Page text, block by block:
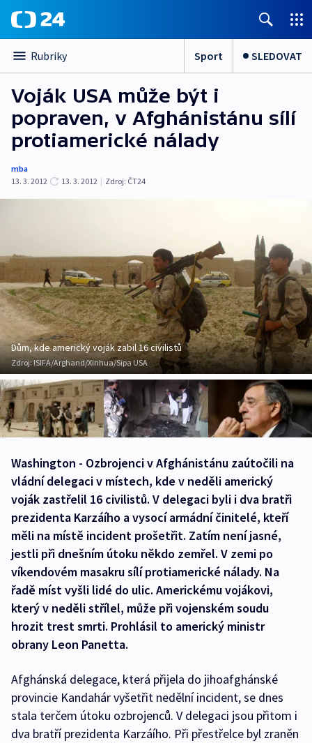
Rubriky Sport SLEDOVAT
Voják USA může být i
popraven, v Afghánistánu sílí
protiamerické nálady
mba
13. 3. 2012
13. 3. 2012 | Zdroj: ČT24
Dům, kde americký voják zabil 16 civilistů
Zdroj:ISIFA/Arghand/Xinhua/Sipa USA
Washington - Ozbrojenci v Afghánistánu zaútočili na
vládní delegaci v místech, kde v neděli americký
voják zastřelil 16 civilistů. V delegaci byli i dva bratři
prezidenta Karzáího a vysocí armádní činitelé, kteří
měli na místě incident prošetřit. Zatím není jasné,
jestli při dnešním útoku někdo zemřel. V zemi po
víkendovém masakru sílí protiamerické nálady. Na
řadě míst vyšli lidé do ulic. Americkému vojákovi,
který v neděli střílel, může při vojenském soudu
hrozit trest smrti. Prohlásil to americký ministr
obrany Leon Panetta.
Afghánská delegace, která přijela do jihoafghánské
provincie Kandahár vyšetřit nedělní incident, se dnes
stala terčem útoku ozbrojenců. V delegaci jsou přitom i
dva bratří prezidenta Karzáího. Při přestřelce byl zraněn